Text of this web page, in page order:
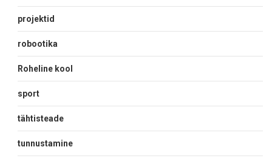
projektid
robootika
Roheline kool
sport
tähtisteade
tunnustamine